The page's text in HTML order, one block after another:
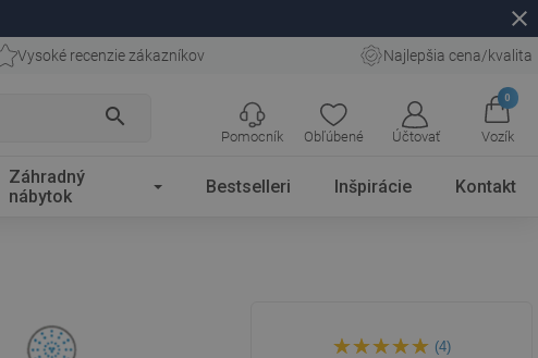
close
Vysoké recenzie zákazníkov Najlepšia cena/kvalita
search
Obľúbené Účtovať
0
Vozík
Pomocník
Záhradný
nábytok
Bestselleri Inšpirácie Kontakt
sprchová sada, biela -
(4)